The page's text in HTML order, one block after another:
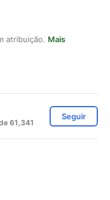
atribuição. Mais
61,341
Seguir